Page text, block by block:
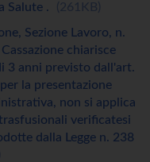
Salute .
261KB
Sezione Lavoro, n.
chiarisce
3 anni previsto dall'art.
la presentazione
non si applica
verificatesi
dalla Legge n. 238